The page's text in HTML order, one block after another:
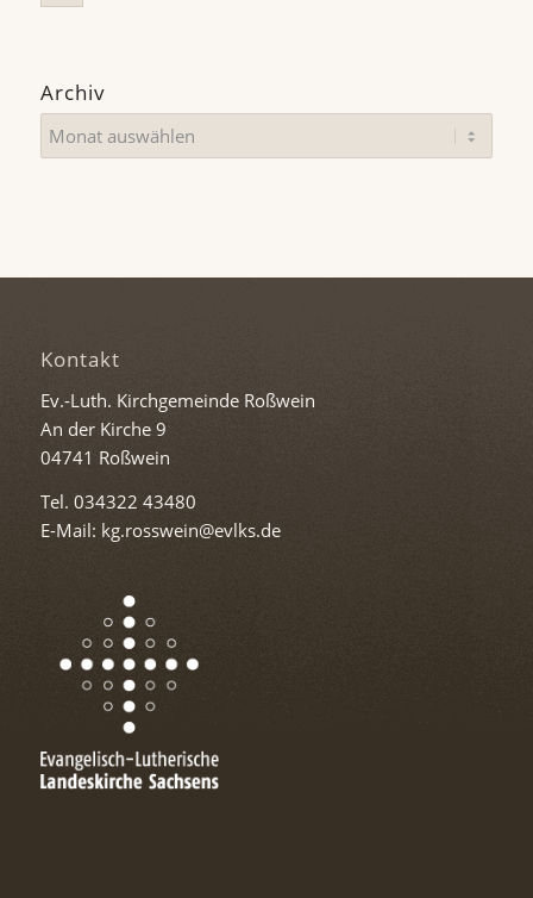
Archiv
Kontakt
Ev.-Luth. Kirchgemeinde Roßwein
An der Kirche 9
04741 Roßwein
Tel. 034322 43480
E-Mail: kg.rosswein@evlks.de